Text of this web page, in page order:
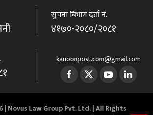
सुचना बिभाग दर्ता नं.
४१७०-२०८०/२०८१
kanoonpost.com@gmail.com
| Novus Law Group Pvt. Ltd.| All Rights